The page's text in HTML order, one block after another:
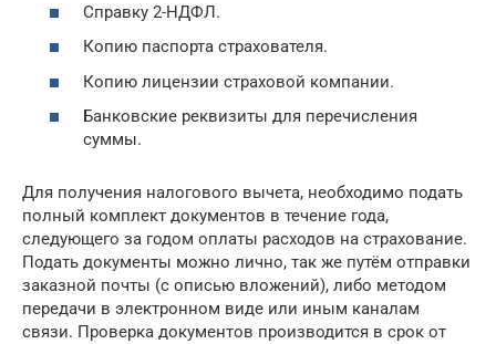
Справку 2-НДФЛ.
Копию паспорта страхователя.
Копию лицензии страховой компании.
Банковские реквизиты для перечисления
суммы.
Для получения налогового вычета, необходимо подать
полный комплект документов в течение года,
следующего за годом оплаты расходов на страхование.
Подать документы можно лично, так же путём отправки
заказной почты (с описью вложений), либо методом
передачи в электронном виде или иным каналам
связи. Проверка документов производится в срок от